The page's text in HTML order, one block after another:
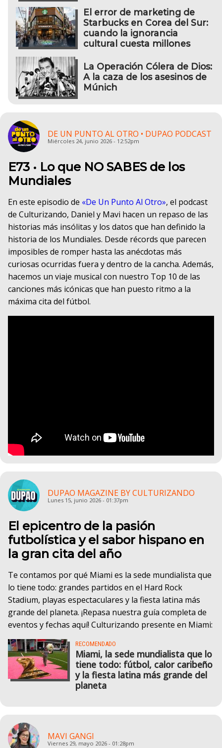
DE UN PUNTO AL OTRO • DUPAO PODCAST
Miércoles 24, junio 2026 - 12:52pm
E73 • Lo que NO SABES de los
Mundiales
En este episodio de «De Un Punto Al Otro», el podcast
de Culturizando, Daniel y Mavi hacen un repaso de las
historias más insólitas y los datos que han definido la
historia de los Mundiales. Desde récords que parecen
imposibles de romper hasta las anécdotas más
curiosas ocurridas fuera y dentro de la cancha. Además,
hacemos un viaje musical con nuestro Top 10 de las
canciones más icónicas que han puesto ritmo a la
máxima cita del fútbol.
DUPAO MAGAZINE BY CULTURIZANDO
Lunes 15, junio 2026 - 01:37pm
El epicentro de la pasión
futbolística y el sabor hispano en
la gran cita del año
Te contamos por qué Miami es la sede mundialista que
lo tiene todo: grandes partidos en el Hard Rock
Stadium, playas espectaculares y la fiesta latina más
grande del planeta. ¡Repasa nuestra guía completa de
eventos y fechas aquí! Culturizando presente en Miami:
RECOMENDADO
Miami, la sede mundialista que lo
tiene todo: fútbol, calor caribeño
y la fiesta latina más grande del
planeta
MAVI GANGI
Viernes 29, mayo 2026 - 01:28pm
El error de marketing de
Starbucks en Corea del Sur:
cuando la ignorancia
cultural cuesta millones
La Operación Cólera de Dios:
A la caza de los asesinos de
Múnich